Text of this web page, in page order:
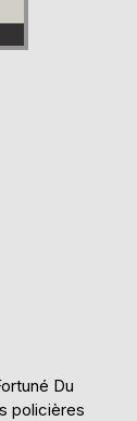
Du
policières